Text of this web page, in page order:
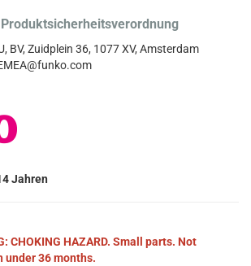
BV, Zuidplein 36, 1077 XV, Amsterdam
Jahren
CHOKING HAZARD. Small parts. Not
36 months.